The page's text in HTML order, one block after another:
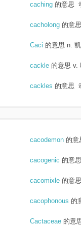
caching 的意思
cacholong 的意思
Caci 的意思 n.
cackle 的意思 v.
cackles 的意思
cacodemon 的意
cacogenic 的意思
cacomixle 的意思
cacophonous 的
Cactaceae 的意